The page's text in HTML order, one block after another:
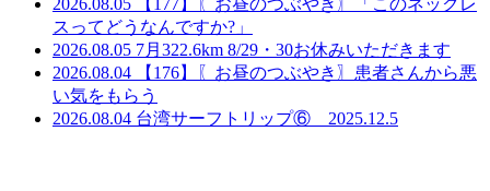
スってどうなんですか?」
2026.08.05 7月322.6km 8/29・30お休みいただきます
2026.08.04
【176】〖お昼のつぶやき〗患者さんから悪
い気をもらう
2026.08.04 台湾サーフトリップ⑥ 2025.12.5